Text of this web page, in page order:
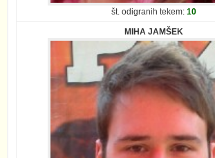
št. odigranih tekem:10
MIHA JAMŠEK